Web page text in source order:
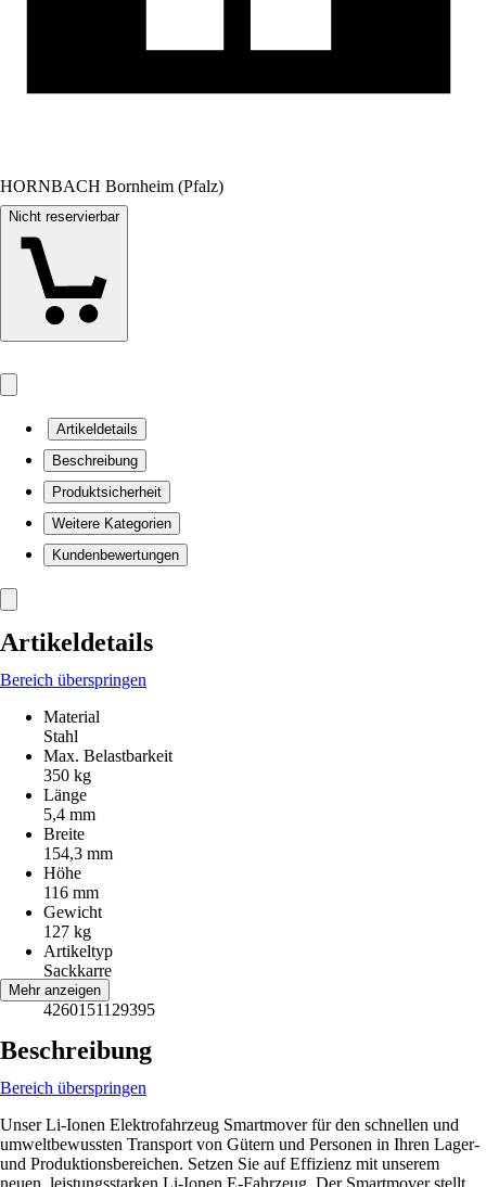
HORNBACH Bornheim (Pfalz)
Nicht reservierbar
Artikeldetails
Beschreibung
Produktsicherheit
Weitere Kategorien
Kundenbewertungen
Artikeldetails
Bereich überspringen
Material
Stahl
Max. Belastbarkeit
350 kg
Länge
5,4 mm
Breite
154,3 mm
Höhe
116 mm
Gewicht
127 kg
Artikeltyp
Sackkarre
EAN
4260151129395
Mehr anzeigen
Beschreibung
Bereich überspringen
Unser Li-Ionen Elektrofahrzeug Smartmover für den schnellen und
umweltbewussten Transport von Gütern und Personen in Ihren Lager-
und Produktionsbereichen. Setzen Sie auf Effizienz mit unserem
neuen, leistungsstarken Li-Ionen E-Fahrzeug. Der Smartmover stellt